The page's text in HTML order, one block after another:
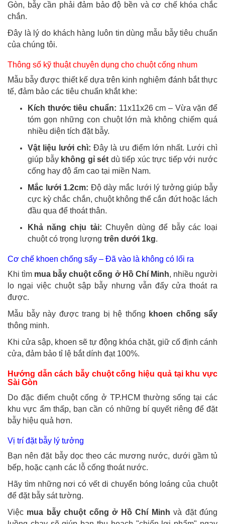
Gòn, bẫy cần phải đảm bảo độ bền và cơ chế khóa chắc
chắn.
Đây là lý do khách hàng luôn tin dùng mẫu bẫy tiêu chuẩn
của chúng tôi.
Thông số kỹ thuật chuyên dụng cho chuột cống nhum
Mẫu bẫy được thiết kế dựa trên kinh nghiệm đánh bắt thực
tế, đảm bảo các tiêu chuẩn khắt khe:
Kích thước tiêu chuẩn: 11x11x26cm – Vừa vặn để
tóm gọn những con chuột lớn mà không chiếm quá
nhiều diện tích đặt bẫy.
Vật liệu lưới chì: Đây là ưu điểm lớn nhất. Lưới chì
giúp bẫy không gỉ sét dù tiếp xúc trực tiếp với nước
cống hay độ ẩm cao tại miền Nam.
Mắc lưới 1.2cm: Độ dày mắc lưới lý tưởng giúp bẫy
cực kỳ chắc chắn, chuột không thể cắn đứt hoặc lách
đầu qua để thoát thân.
Khả năng chịu tải: Chuyên dùng để bẫy các loại
chuột có trọng lượng trên dưới 1kg.
Cơ chế khoen chống sẩy – Đã vào là không có lối ra
Khi tìm mua bẫy chuột cống ở Hồ Chí Minh, nhiều người
lo ngại việc chuột sập bẫy nhưng vẫn đẩy cửa thoát ra
được.
Mẫu bẫy này được trang bị hệ thống khoen chống sẩy
thông minh.
Khi cửa sập, khoen sẽ tự động khóa chặt, giữ cố định cánh
cửa, đảm bảo tỉ lệ bắt dính đạt 100%.
Hướng dẫn cách bẫy chuột cống hiệu quả tại khu vực
Sài Gòn
Do đặc điểm chuột cống ở TP.HCM thường sống tại các
khu vực ẩm thấp, bạn cần có những bí quyết riêng để đặt
bẫy hiệu quả hơn.
Vị trí đặt bẫy lý tưởng
Bạn nên đặt bẫy dọc theo các mương nước, dưới gầm tủ
bếp, hoặc cạnh các lỗ cống thoát nước.
Hãy tìm những nơi có vết di chuyển bóng loáng của chuột
để đặt bẫy sát tường.
Việc mua bẫy chuột cống ở Hồ Chí Minh và đặt đúng